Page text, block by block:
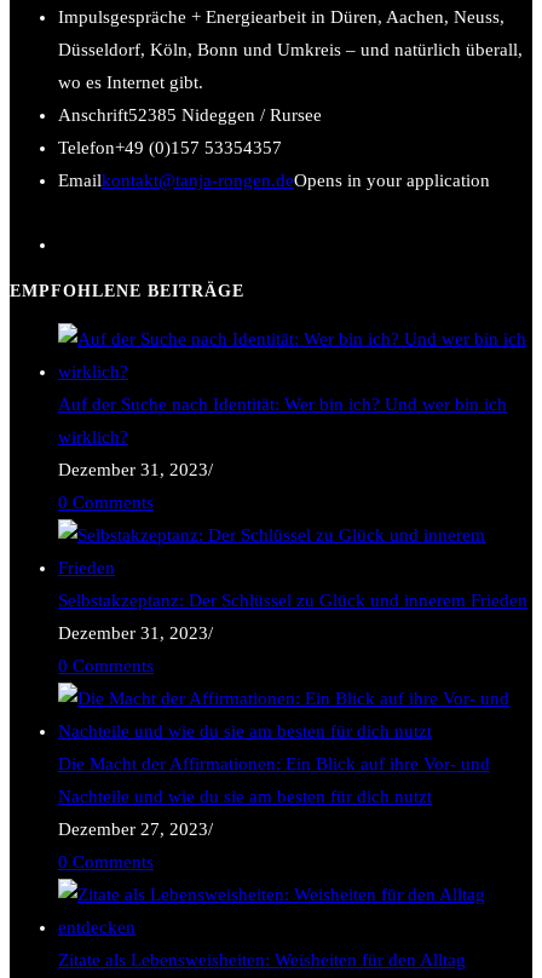
Impulsgespräche + Energiearbeit in Düren, Aachen, Neuss,
Düsseldorf, Köln, Bonn und Umkreis – und natürlich überall,
wo es Internet gibt.
Anschrift52385 Nideggen / Rursee
Telefon+49 (0)157 53354357
Emailkontakt@tanja-rongen.deOpens in your application
EMPFOHLENE BEITRÄGE
Auf der Suche nach Identität: Wer bin ich? Und wer bin ich
wirklich?
Dezember 31, 2023/
0 Comments
Selbstakzeptanz: Der Schlüssel zu Glück und innerem Frieden
Dezember 31, 2023/
0 Comments
Die Macht der Affirmationen: Ein Blick auf ihre Vor- und
Nachteile und wie du sie am besten für dich nutzt
Dezember 27, 2023/
0 Comments
Zitate als Lebensweisheiten: Weisheiten für den Alltag